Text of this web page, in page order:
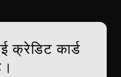
कार्ड